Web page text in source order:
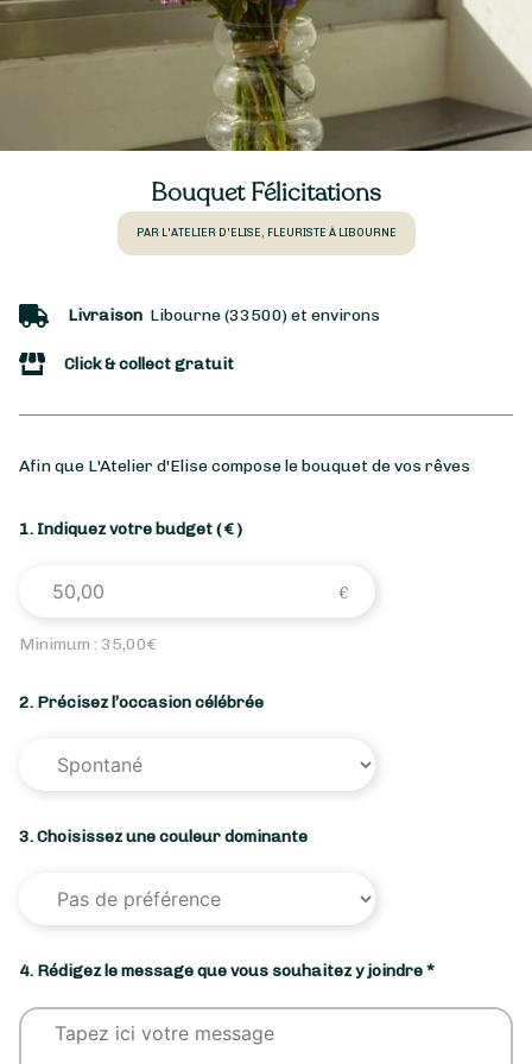
Bouquet Félicitations
PAR L'ATELIER D'ELISE, FLEURISTE À LIBOURNE
Livraison Libourne (33500) et environs
Click & collect gratuit
Afin que L'Atelier d'Elise compose le bouquet de vos rêves
1. Indiquez votre budget( € )
Minimum : 35,00€
2. Précisez l’occasion célébrée
3. Choisissez une couleur dominante
4. Rédigez le message que vous souhaitez y joindre *